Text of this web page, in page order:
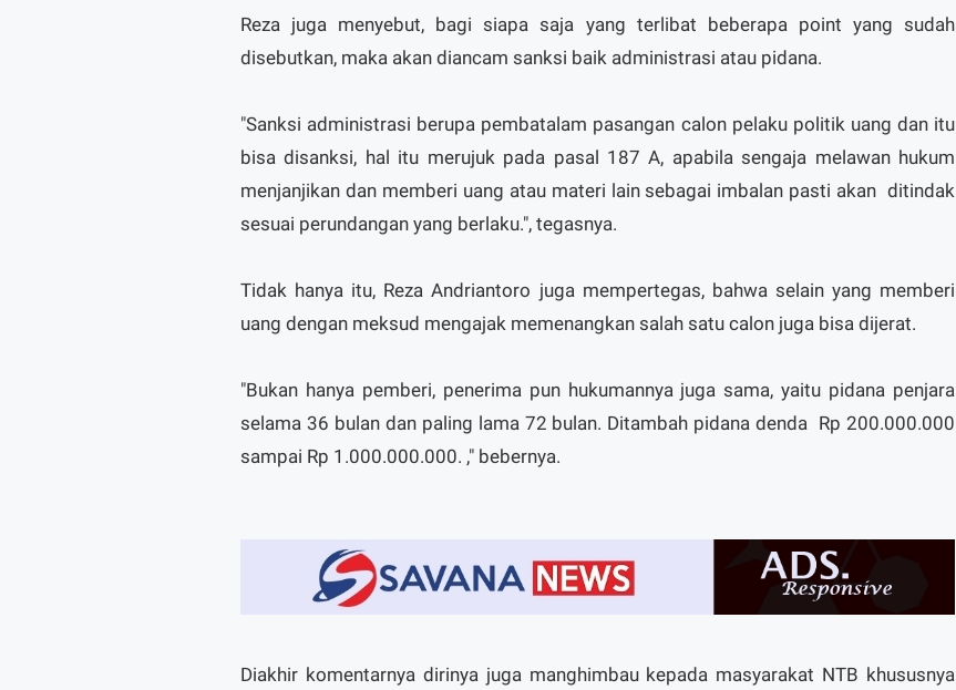
Reza juga menyebut, bagi siapa saja yang terlibat beberapa point yang sudah
disebutkan, maka akan diancam sanksi baik administrasi atau pidana.
"Sanksi administrasi berupa pembatalam pasangan calon pelaku politik uang dan itu
bisa disanksi, hal itu merujuk pada pasal 187 A, apabila sengaja melawan hukum
menjanjikan dan memberi uang atau materi lain sebagai imbalan pasti akan ditindak
sesuai perundangan yang berlaku.", tegasnya.
Tidak hanya itu, Reza Andriantoro juga mempertegas, bahwa selain yang memberi
uang dengan meksud mengajak memenangkan salah satu calon juga bisa dijerat.
"Bukan hanya pemberi, penerima pun hukumannya juga sama, yaitu pidana penjara
selama 36 bulan dan paling lama 72 bulan. Ditambah pidana denda Rp 200.000.000
sampai Rp 1.000.000.000. ," bebernya.
Diakhir komentarnya dirinya juga manghimbau kepada masyarakat NTB khususnya